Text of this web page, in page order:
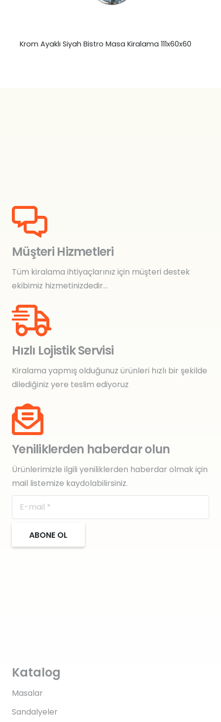
Krom Ayaklı Siyah Bistro Masa Kiralama 111x60x60
Müşteri Hizmetleri
Tüm kiralama ihtiyaçlarınız için müşteri destek
ekibimiz hizmetinizdedir…
Hızlı Lojistik Servisi
Kiralama yapmış olduğunuz ürünleri hızlı bir şekilde
dilediğiniz yere teslim ediyoruz
Yeniliklerden haberdar olun
Ürünlerimizle ilgili yeniliklerden haberdar olmak için
mail listemize kaydolabilirsiniz.
ABONE OL
Katalog
Masalar
Sandalyeler